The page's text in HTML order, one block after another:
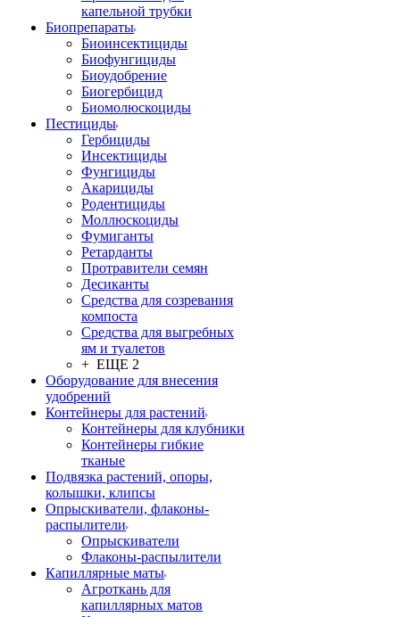
капельной трубки
Биопрепараты
Биоинсектициды
Биофунгициды
Биоудобрение
Биогербицид
Биомолюскоциды
Пестициды
Гербициды
Инсектициды
Фунгициды
Акарициды
Родентициды
Моллюскоциды
Фумиганты
Ретарданты
Протравители семян
Десиканты
Средства для созревания
компоста
Средства для выгребных
ям и туалетов
+ ЕЩЕ 2
Оборудование для внесения
удобрений
Контейнеры для растений
Контейнеры для клубники
Контейнеры гибкие
тканые
Подвязка растений, опоры,
колышки, клипсы
Опрыскиватели, флаконы-
распылители
Опрыскиватели
Флаконы-распылители
Капиллярные маты
Агроткань для
капиллярных матов